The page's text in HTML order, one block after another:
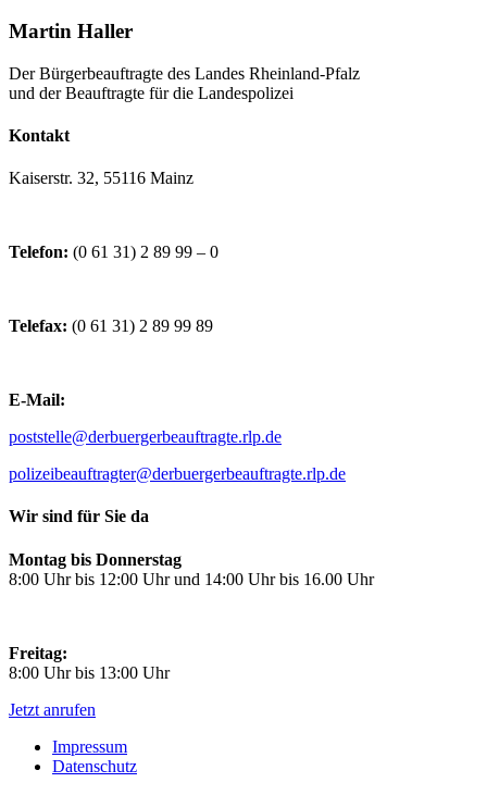
Martin Haller
Der Bürgerbeauftragte des Landes Rheinland-Pfalz
und der Beauftragte für die Landespolizei
Kontakt
Kaiserstr. 32, 55116 Mainz
Telefon: (0 61 31) 2 89 99 – 0
Telefax: (0 61 31) 2 89 99 89
E-Mail:
poststelle@derbuergerbeauftragte.rlp.de
polizeibeauftragter@derbuergerbeauftragte.rlp.de
Wir sind für Sie da
Montag bis Donnerstag
8:00 Uhr bis 12:00 Uhr und 14:00 Uhr bis 16.00 Uhr
Freitag:
8:00 Uhr bis 13:00 Uhr
Jetzt anrufen
Impressum
Datenschutz